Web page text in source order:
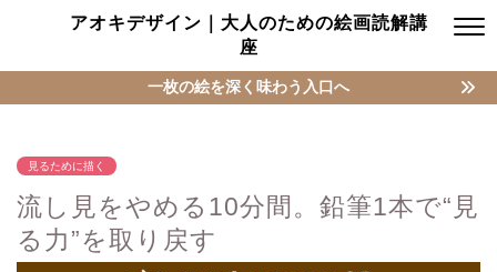
アオキデザイン｜大人のための絵画読解講
座
一枚の絵を深く味わう入口へ
見るために描く
流し見をやめる10分間。鉛筆1本で“見
る力”を取り戻す